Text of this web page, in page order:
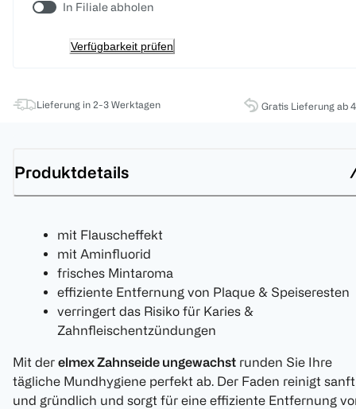
In Filiale abholen
Verfügbarkeit prüfen
Lieferung in 2-3 Werktagen Gratis Lieferung ab
Produktdetails
mit Flauscheffekt
mit Aminfluorid
frisches Mintaroma
effiziente Entfernung von Plaque & Speiseresten
verringert das Risiko für Karies &
Zahnfleischentzündungen
Mit der elmex Zahnseide ungewachst runden Sie Ihre
tägliche Mundhygiene perfekt ab. Der Faden reinigt sanft
und gründlich und sorgt für eine effiziente Entfernung